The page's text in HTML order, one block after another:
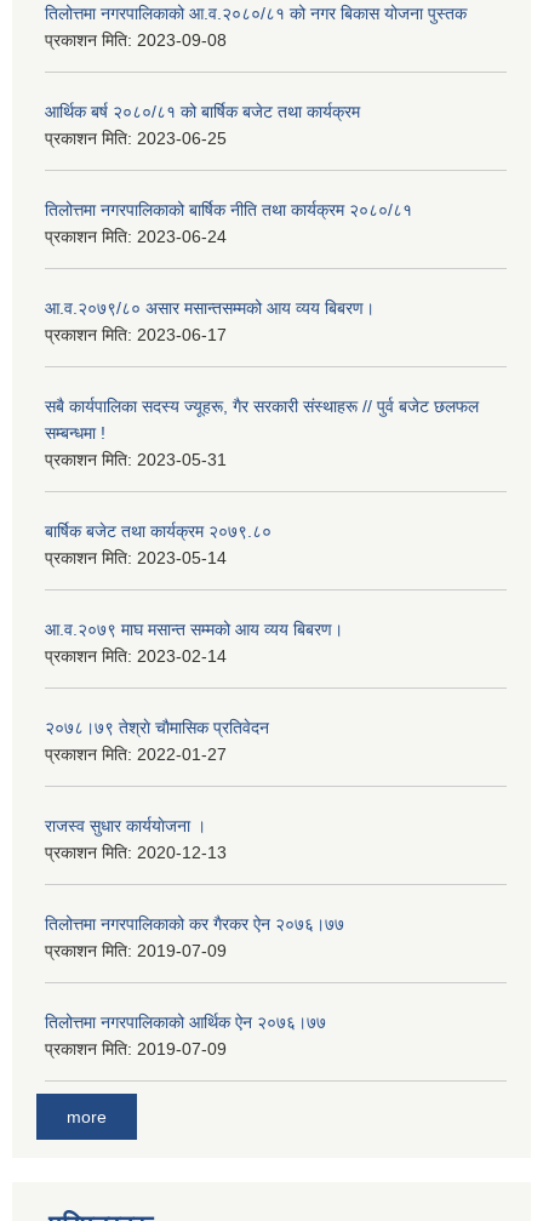
तिलोत्तमा नगरपालिकाको आ.व.२०८०/८१ को नगर बिकास योजना पुस्तक
प्रकाशन मिति: 2023-09-08
आर्थिक बर्ष २०८०/८१ को बार्षिक बजेट तथा कार्यक्रम
प्रकाशन मिति: 2023-06-25
तिलोत्तमा नगरपालिकाको बार्षिक नीति तथा कार्यक्रम २०८०/८१
प्रकाशन मिति: 2023-06-24
आ.व.२०७९/८० असार मसान्तसम्मको आय व्यय बिबरण।
प्रकाशन मिति: 2023-06-17
सबै कार्यपालिका सदस्य ज्यूहरू, गैर सरकारी संस्थाहरू // पुर्व बजेट छलफल
सम्बन्धमा !
प्रकाशन मिति: 2023-05-31
बार्षिक बजेट तथा कार्यक्रम २०७९.८०
प्रकाशन मिति: 2023-05-14
आ.व.२०७९ माघ मसान्त सम्मको आय व्यय बिबरण।
प्रकाशन मिति: 2023-02-14
२०७८।७९ तेश्राे चाैमासिक प्रतिवेदन
प्रकाशन मिति: 2022-01-27
राजस्व सुधार कार्ययाेजना ।
प्रकाशन मिति: 2020-12-13
तिलोत्तमा नगरपालिकाको कर गैरकर ऐन २०७६।७७
प्रकाशन मिति: 2019-07-09
तिलोत्तमा नगरपालिकाको आर्थिक ऐन २०७६।७७
प्रकाशन मिति: 2019-07-09
more